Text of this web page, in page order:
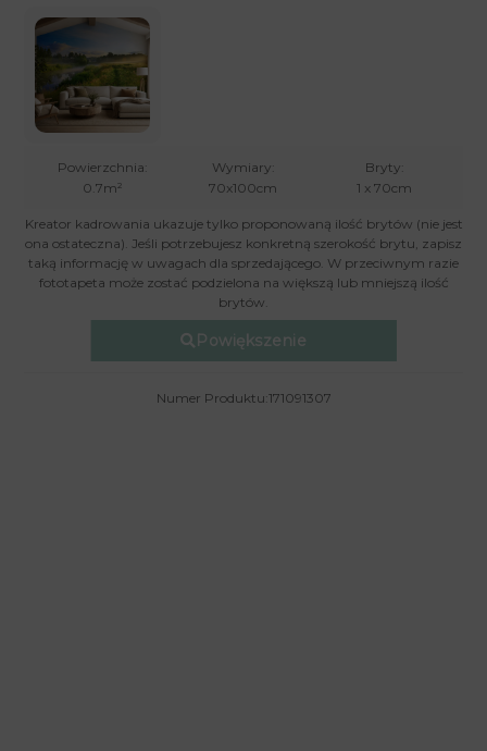
Powierzchnia:
0.7m²
Wymiary:
70x100cm
Bryty:
1 x 70cm
Kreator kadrowania ukazuje tylko proponowaną ilość brytów (nie jest
ona ostateczna). Jeśli potrzebujesz konkretną szerokość brytu, zapisz
taką informację w uwagach dla sprzedającego. W przeciwnym razie
fototapeta może zostać podzielona na większą lub mniejszą ilość
brytów.
Powiększenie
Numer Produktu:171091307